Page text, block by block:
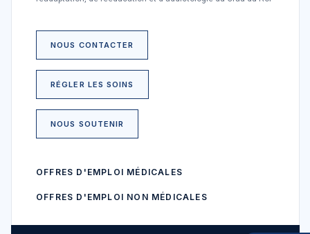
NOUS CONTACTER
RÉGLER LES SOINS
NOUS SOUTENIR
OFFRES D'EMPLOI MÉDICALES
OFFRES D'EMPLOI NON MÉDICALES